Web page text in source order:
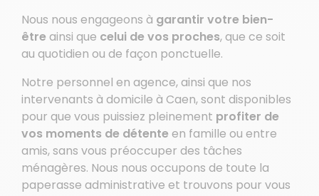
Nous nous engageons à garantir votre bien-
être ainsi que celui de vos proches, que ce soit
au quotidien ou de façon ponctuelle.
Notre personnel en agence, ainsi que nos
intervenants à domicile à Caen, sont disponibles
pour que vous puissiez pleinement profiter de
vos moments de détente en famille ou entre
amis, sans vous préoccuper des tâches
ménagères. Nous nous occupons de toute la
paperasse administrative et trouvons pour vous